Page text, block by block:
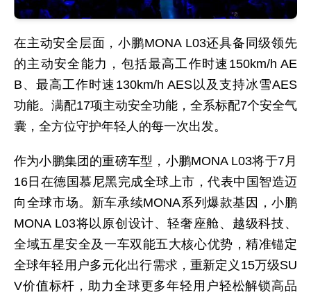
在主动安全层面，小鹏MONA L03还具备同级领先
的主动安全能力，包括最高工作时速150km/h AE
B、最高工作时速130km/h AES以及支持冰雪AES
功能。满配17项主动安全功能，全系标配7个安全气
囊，全方位守护年轻人的每一次出发。
作为小鹏集团的重磅车型，小鹏MONA L03将于7月
16日在德国慕尼黑完成全球上市，代表中国智造迈
向全球市场。新车承续MONA系列爆款基因，小鹏
MONA L03将以原创设计、轻奢座舱、越级科技、
全域五星安全及一车双能五大核心优势，精准锚定
全球年轻用户多元化出行需求，重新定义15万级SU
V价值标杆，助力全球更多年轻用户轻松解锁高品